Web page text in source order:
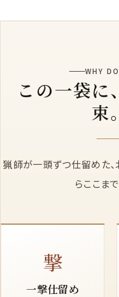
WHY
この一袋に
束。
猟師が一頭ずつ仕留めた
らここまで
撃
一撃仕留め